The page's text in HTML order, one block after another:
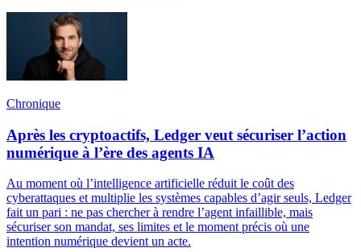
Chronique
Après les cryptoactifs, Ledger veut sécuriser l’action
numérique à l’ère des agents IA
Au moment où l’intelligence artificielle réduit le coût des
cyberattaques et multiplie les systèmes capables d’agir seuls, Ledger
fait un pari : ne pas chercher à rendre l’agent infaillible, mais
sécuriser son mandat, ses limites et le moment précis où une
intention numérique devient un acte.